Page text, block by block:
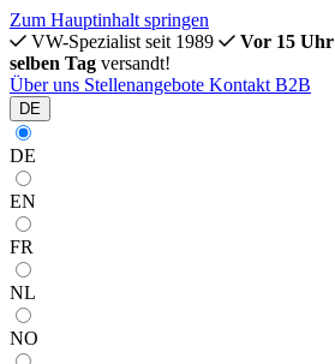
Zum Hauptinhalt springen
VW-Spezialist seit 1989
Vor 15 Uhr
selben Tag versandt!
Über uns Stellenangebote Kontakt B2B
DE
DE
EN
FR
NL
NO